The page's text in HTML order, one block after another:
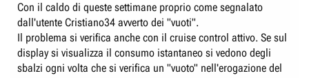
Con il caldo di queste settimane proprio come segnalato
dall'utente Cristiano34 avverto dei "vuoti".
Il problema si verifica anche con il cruise control attivo. Se sul
display si visualizza il consumo istantaneo si vedono degli
sbalzi ogni volta che si verifica un "vuoto" nell'erogazione del